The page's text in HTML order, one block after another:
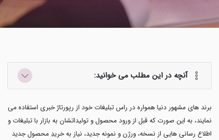
آنچه در این مطلب می خوانید:
برند های مشهور دنیا همواره در راس تبلیغات خود از رپورتاژ خبری استفاده می
نمایند، به این صورت که قبل از ورود محصول و تولیداتشان به بازار با تبلیغات و
اطلاع رسانی هایی از نسخه، ورژن و نمونه جدید، نیاز به خریدِ محصول جدید